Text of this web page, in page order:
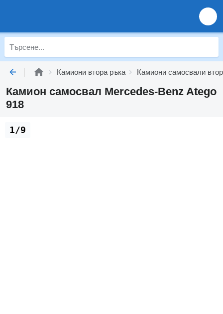
Камиони втора ръка Камиони самосвали
Камион самосвал Mercedes-Benz Atego
918
1/9